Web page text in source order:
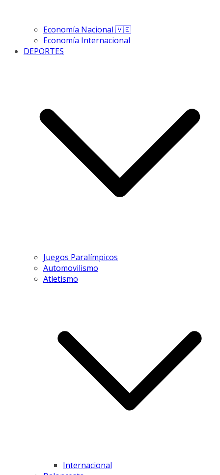
Economía Nacional 🇻🇪
Economía Internacional
DEPORTES
Juegos Paralímpicos
Automovilismo
Atletismo
Internacional